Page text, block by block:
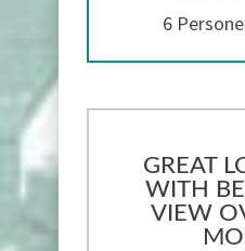
6
GREAT
WITH
VIEW